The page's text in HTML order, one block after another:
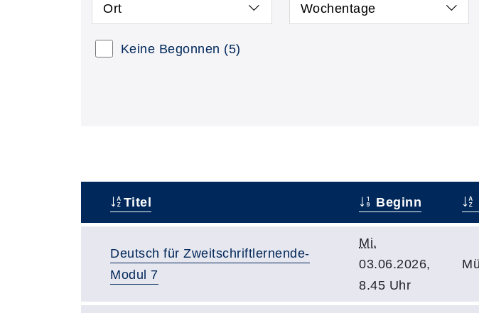
Ort Wochentage
Keine Begonnen (5)
Titel Beginn
Deutsch für Zweitschriftlernende-
Modul 7
Mi.
03.06.2026,
8.45 Uhr